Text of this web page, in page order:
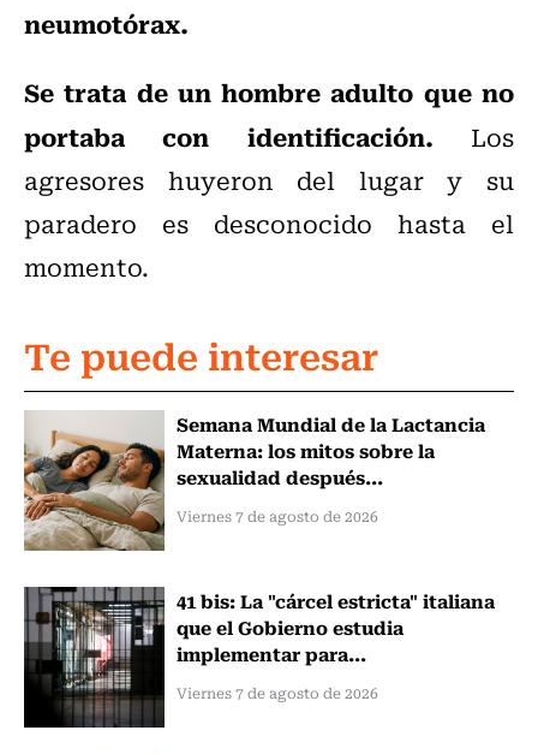
neumotórax.
Se trata de un hombre adulto que no
portaba con identificación. Los
agresores huyeron del lugar y su
paradero es desconocido hasta el
momento.
Te puede interesar
Semana Mundial de la Lactancia
Materna: los mitos sobre la
sexualidad después...
Viernes 7 de agosto de 2026
41 bis: La "cárcel estricta" italiana
que el Gobierno estudia
implementar para...
Viernes 7 de agosto de 2026